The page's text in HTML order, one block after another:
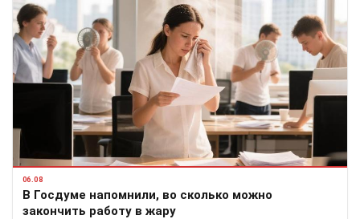
06.08
В Госдуме напомнили, во сколько можно
закончить работу в жару